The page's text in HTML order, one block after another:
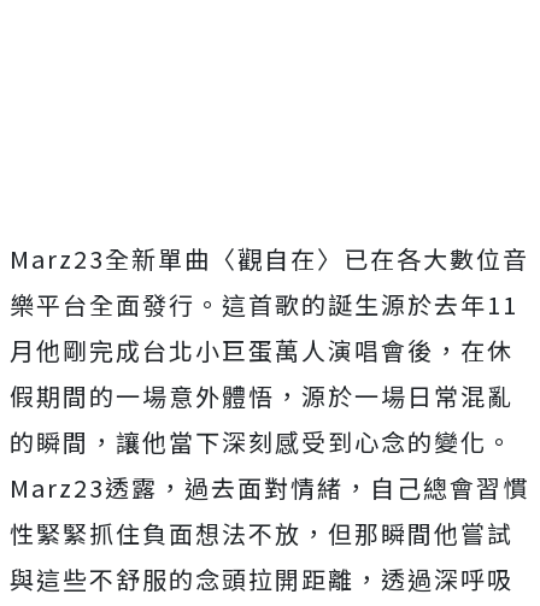
Marz23全新單曲〈觀自在〉已在各大數位音
樂平台全面發行。 這首歌的誕生源於去年11
月他剛完成台北小巨蛋萬人演唱會後， 在休
假期間的一場意外體悟，源於一場日常混亂
的瞬間， 讓他當下深刻感受到心念的變化。
Marz23透露， 過去面對情緒，自己總會習慣
性緊緊抓住負面想法不放， 但那瞬間他嘗試
與這些不舒服的念頭拉開距離， 透過深呼吸